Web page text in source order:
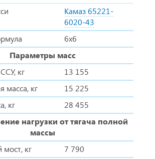
Камаз 65221-
6020-43
6х6
Параметры масс
кг
13 155
масса, кг
15 225
кг
28 455
нагрузки от тягача полной
массы
кг
7 790